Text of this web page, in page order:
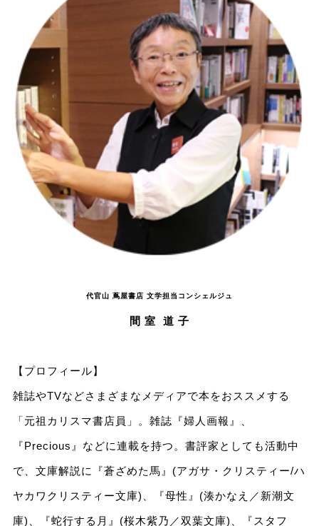
代官山 蔦屋書店 文学担当コンシェルジュ
間 室 道 子
【プロフィール】
雑誌やTVなどさまざまなメディアで本をおススメする
「元祖カリスマ書店員」。雑誌『婦人画報』、
『Precious』などに連載を持つ。書評家としても活動中
で、文庫解説に『蒼ざめた馬』(アガサ・クリスティー/ハ
ヤカワクリスティー文庫)、『母性』(湊かなえ／新潮文
庫)、『蛇行する月』(桜木紫乃／双葉文庫)、『スタフ